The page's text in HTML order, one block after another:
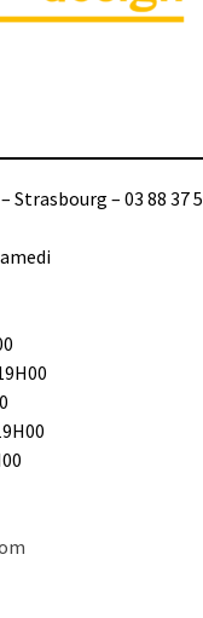
Strasbourg – 03 88 37